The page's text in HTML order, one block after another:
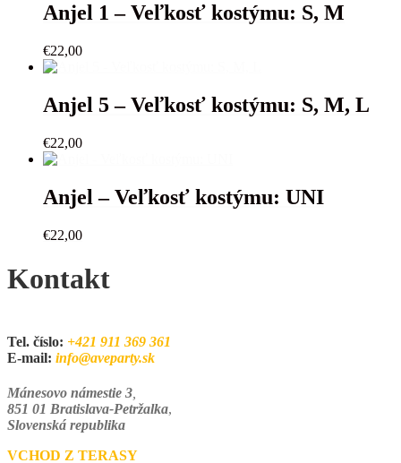
Anjel 1 – Veľkosť kostýmu: S, M
€22,00
Anjel 5 – Veľkosť kostýmu: S, M, L
€22,00
Anjel – Veľkosť kostýmu: UNI
€22,00
Kontakt
Tel. číslo: +421 911 369 361
E-mail: info@aveparty.sk
Mánesovo námestie 3
851 01 Bratislava-Petržalka,
Slovenská republika
VCHOD Z TERASY